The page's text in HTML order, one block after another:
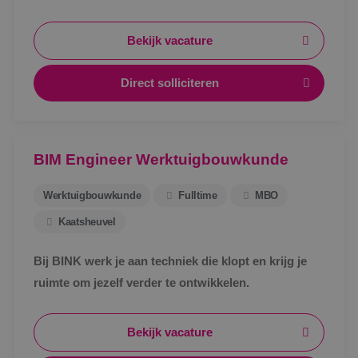
Bekijk vacature
Direct solliciteren
BIM Engineer Werktuigbouwkunde
Werktuigbouwkunde Fulltime MBO
Kaatsheuvel
Bij BINK werk je aan techniek die klopt en krijg je
ruimte om jezelf verder te ontwikkelen.
Bekijk vacature